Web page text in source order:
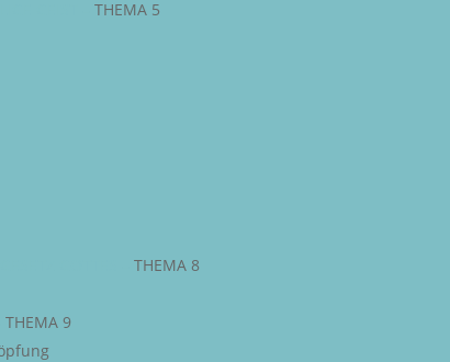
THEMA 5
THEMA 8
THEMA 9